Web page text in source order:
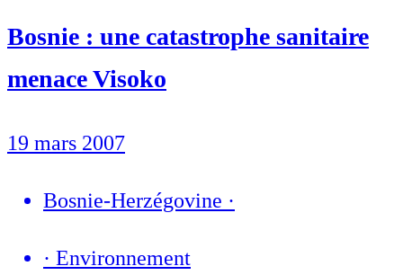
Bosnie : une catastrophe sanitaire
menace Visoko
19 mars 2007
Bosnie-Herzégovine ·
· Environnement